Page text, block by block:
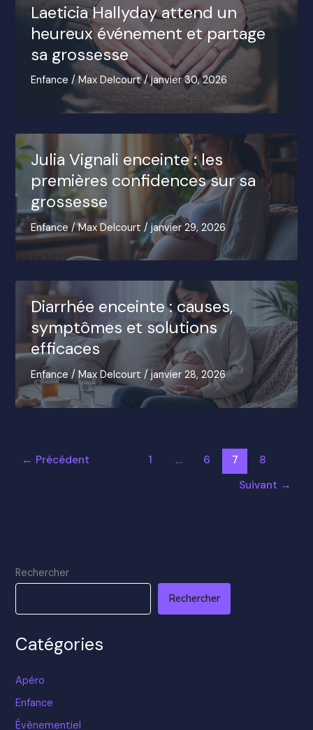
Laeticia Hallyday attend un
heureux événement et partage
sa grossesse
Enfance /Max Delcourt/janvier 30, 2026
Julia Vignali enceinte : les
premières confidences sur sa
grossesse
Enfance /Max Delcourt/janvier 29, 2026
Diarrhée enceinte : causes,
symptômes et solutions
efficaces
Enfance/Max Delcourt/janvier 28, 2026
← Précédent 1 … 6 7
8
Suivant →
Rechercher
Rechercher
Catégories
Apéro
Enfance
Évènementiel